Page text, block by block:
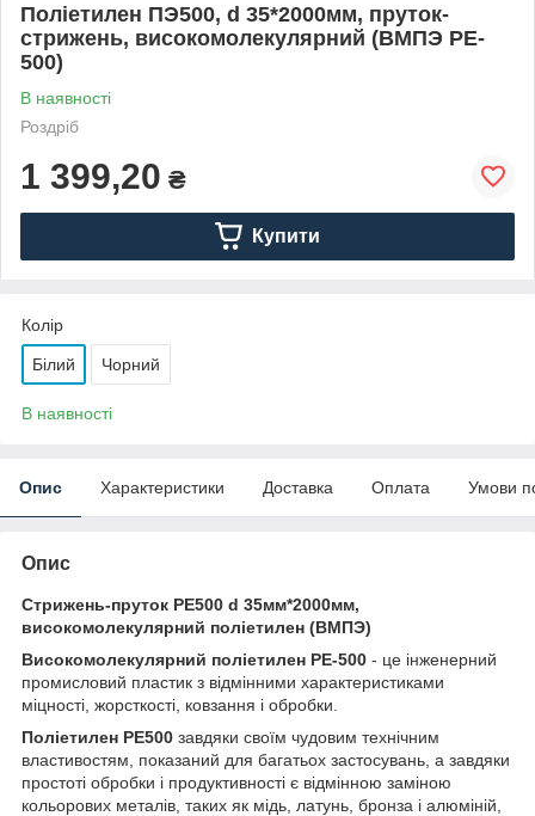
Поліетилен ПЭ500, d 35*2000мм, пруток-
стрижень, високомолекулярний (ВМПЭ PE-
500)
В наявності
Роздріб
1 399,20 ₴
Купити
Колір
Білий Чорний
В наявності
Опис Характеристики Доставка Оплата Умови
Опис
Стрижень-пруток PE500 d 35мм*2000мм,
високомолекулярний поліетилен (ВМПЭ)
Високомолекулярний поліетилен PE-500 - це інженерний
промисловий пластик з відмінними характеристиками
міцності, жорсткості, ковзання і обробки.
Поліетилен PE500 завдяки своїм чудовим технічним
властивостям, показаний для багатьох застосувань, а завдяки
простоті обробки і продуктивності є відмінною заміною
кольорових металів, таких як мідь, латунь, бронза і алюміній,